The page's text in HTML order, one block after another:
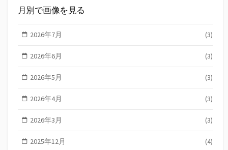
月別で画像を見る
2026年7月 (3)
2026年6月 (3)
2026年5月 (3)
2026年4月 (3)
2026年3月 (3)
2025年12月 (4)